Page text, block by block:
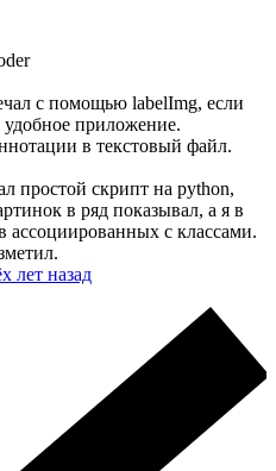
с помощью labelImg, если
приложение.
в текстовый файл.
простой скрипт на python,
в ряд показывал, а я в
ассоциированных с классами.
лет назад